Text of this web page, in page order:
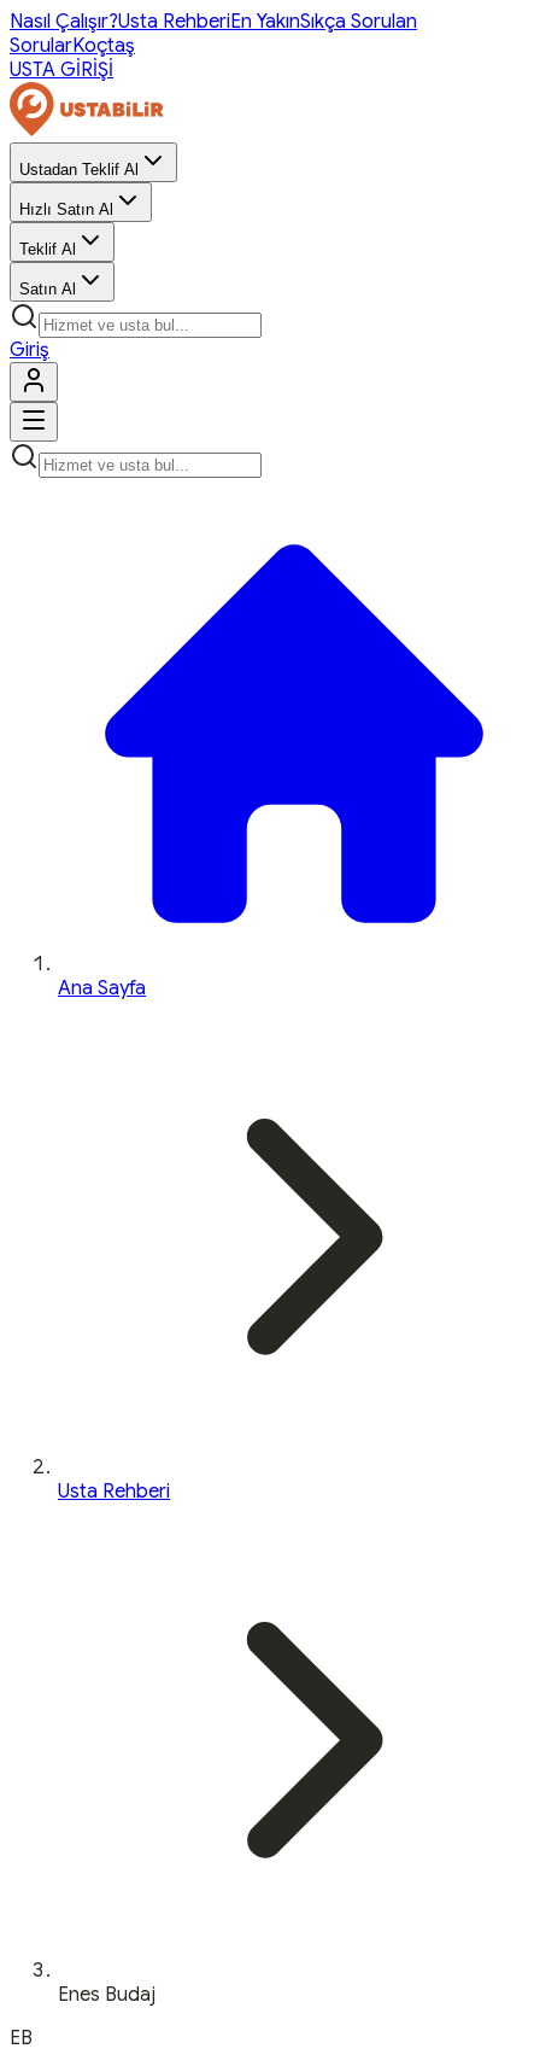
Nasıl Çalışır?Usta RehberiEn YakınSıkça Sorulan
SorularKoçtaş
USTA GİRİŞİ
Ustadan Teklif Al
Hızlı Satın Al
Teklif Al
Satın Al
Giriş
Ana Sayfa
Usta Rehberi
Enes Budaj
EB